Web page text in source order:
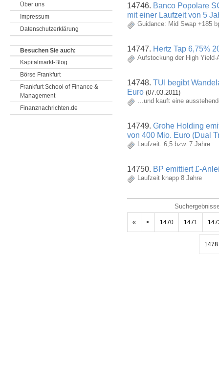
14746. Banco Popolare
mit einer Laufzeit von 5
Guidance: Mid Swap +185
14747. Hertz Tap 6,75%
Aufstockung der High
14748. TUI begibt
Euro (07.03.2011)
…und kauft eine
14749. Grohe Holding
von 400 Mio. Euro (Dual
Laufzeit: 6,5 bzw. 7 Jahre
14750. BP emittiert £-
Laufzeit knapp 8 Jahre
« < 1470 1471
1478
Über uns
Impressum
Datenschutzerklärung
Besuchen Sie auch:
Kapitalmarkt-Blog
Börse Frankfurt
Frankfurt School of Finance &
Management
Finanznachrichten.de